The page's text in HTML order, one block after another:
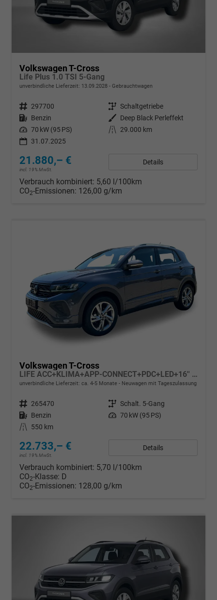
Volkswagen T-Cross
Life Plus 1.0 TSI 5-Gang
unverbindliche Lieferzeit: 13.09.2028 Gebrauchtwagen
Fahrzeugnr. 297700 Getriebe Schaltgetriebe
Kraftstoff Benzin Außenfarbe
Deep Black Perleffekt
Leistung 70 kW (95 PS) Kilometerstand
29.000 km
31.07.2025
21.880,– €
incl. 19% MwSt.
Details
Verbrauch kombiniert: 5,60 l/100km
CO2-Emissionen: 126,00 g/km
Volkswagen T-Cross
LIFE ACC+KLIMA+APP-CONNECT+PDC+LED+16'' ALU
unverbindliche Lieferzeit: ca. 4-5 Monate Neuwagen mit Tageszulassung
Fahrzeugnr. 265470 Getriebe Schalt. 5-Gang
Kraftstoff Benzin Leistung 70 kW (95 PS)
Kilometerstand
550 km
22.733,– €
incl. 19% MwSt.
Details
Verbrauch kombiniert: 5,70 l/100km
CO2-Klasse: D
CO2-Emissionen: 128,00 g/km